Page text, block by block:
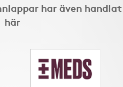
har även handlat
här